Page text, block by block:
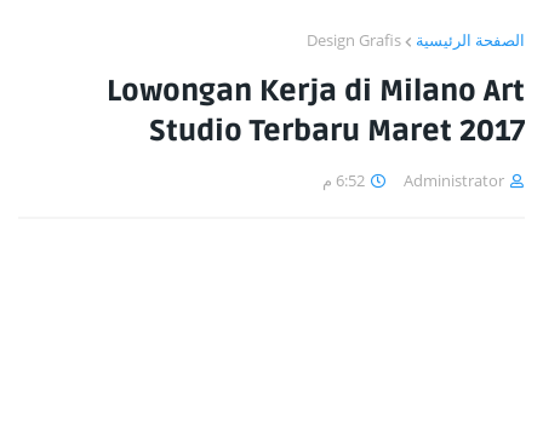
الصفحة الرئيسية Design Grafis
Lowongan Kerja di Milano Art
Studio Terbaru Maret 2017
Administrator 6:52 م